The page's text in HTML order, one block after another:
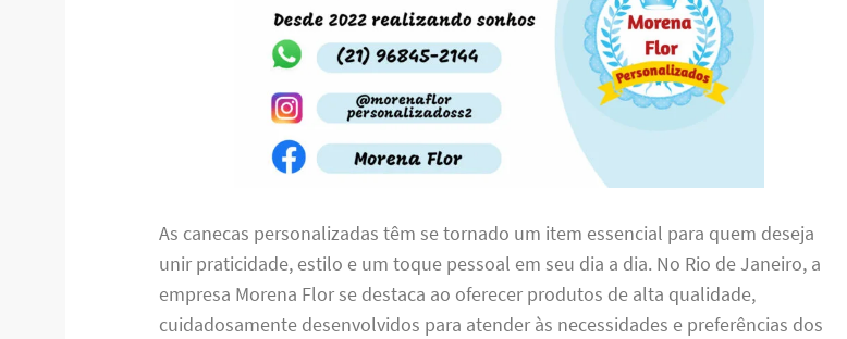
As canecas personalizadas têm se tornado um item essencial para quem deseja
unir praticidade, estilo e um toque pessoal em seu dia a dia. No Rio de Janeiro, a
empresa Morena Flor se destaca ao oferecer produtos de alta qualidade,
cuidadosamente desenvolvidos para atender às necessidades e preferências dos